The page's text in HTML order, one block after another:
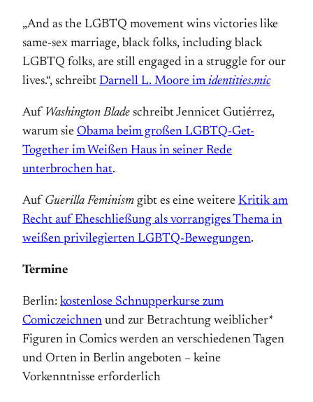
„And as the LGBTQ movement wins victories like
same-sex marriage, black folks, including black
LGBTQ folks, are still engaged in a struggle for our
lives.“, schreibt Darnell L. Moore im identities.mic
Auf Washington Blade schreibt Jennicet Gutiérrez,
warum sie Obama beim großen LGBTQ-Get-
Together im Weißen Haus in seiner Rede
unterbrochen hat.
Auf Guerilla Feminism gibt es eine weitere Kritik am
Recht auf Eheschließung als vorrangiges Thema in
weißen privilegierten LGBTQ-Bewegungen.
Termine
Berlin: kostenlose Schnupperkurse zum
Comiczeichnen und zur Betrachtung weiblicher*
Figuren in Comics werden an verschiedenen Tagen
und Orten in Berlin angeboten – keine
Vorkenntnisse erforderlich